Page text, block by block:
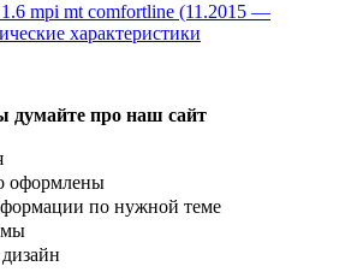
mpi mt comfortline (11.2015 —
характеристики
думайте про наш сайт
оформлены
по нужной теме